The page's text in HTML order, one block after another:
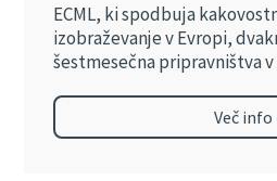
ECML, ki spodbuja
izobraževanje v Evropi,
šestmesečna pripravništva
Več info